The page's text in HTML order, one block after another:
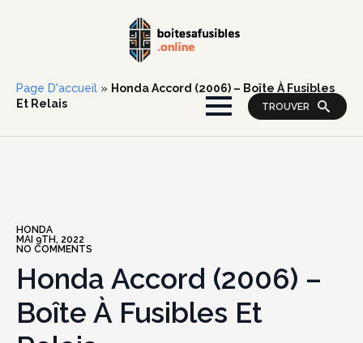
TROUVER
Page D'accueil » Honda Accord (2006) – Boîte À Fusibles
Et Relais
HONDA
MAI 9TH, 2022
NO COMMENTS
Honda Accord (2006) –
Boîte À Fusibles Et